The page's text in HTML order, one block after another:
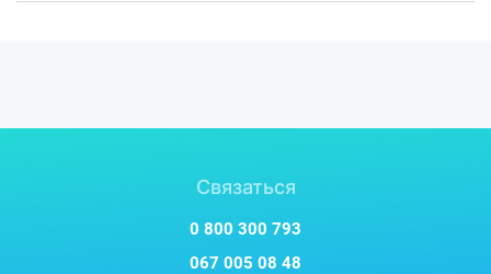
срабатывания.
Связаться
0 800 300 793
067 005 08 48